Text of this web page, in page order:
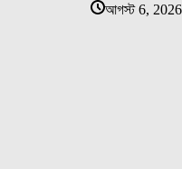
আগস্ট 6, 2026